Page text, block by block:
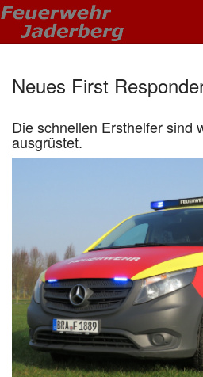
Neues First
Die schnellen Ersthelfer sind
ausgrüstet.